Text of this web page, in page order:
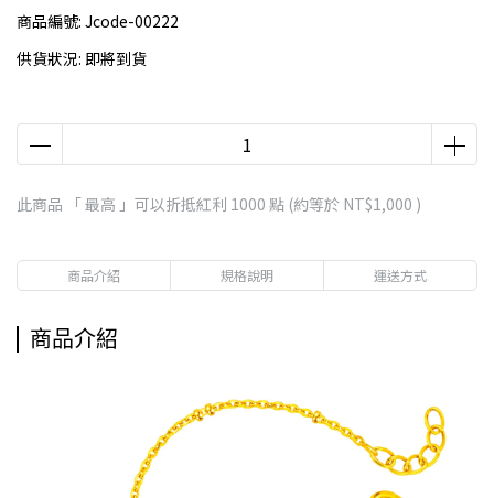
商品編號: Jcode-00222
供貨狀況: 即將到貨
此商品 「 最高 」可以折抵紅利 1000 點 (約等於 NT$1,000 )
商品介紹 規格說明 運送方式
商品介紹